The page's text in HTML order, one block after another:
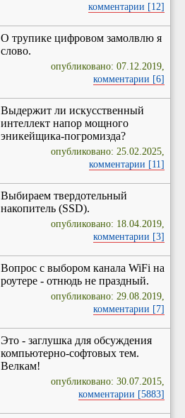
комментарии [12]
О трупике цифровом замолвлю я
слово.
опубликовано: 07.12.2019,
комментарии [6]
Выдержит ли искусственный
интеллект напор мощного
эникейщика-погромизда?
опубликовано: 25.02.2025,
комментарии [11]
Выбираем твердотельный
накопитель (SSD).
опубликовано: 18.04.2019,
комментарии [3]
Вопрос с выбором канала WiFi на
роутере - отнюдь не праздный.
опубликовано: 29.08.2019,
комментарии [7]
Это - заглушка для обсуждения
компьютерно-софтовых тем.
Велкам!
опубликовано: 30.07.2015,
комментарии [5883]